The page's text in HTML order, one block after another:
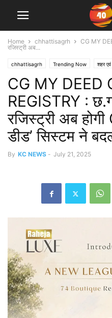
Home chhattisagrh
CG MY
रजिस्ट्री अब...
chhattisagrh Trending Now शहर एवं
CG MY DEED
REGISTRY :
रजिस्ट्री अब
डीड’ सिस्टम ने
By KC NEWS - July 21, 2025